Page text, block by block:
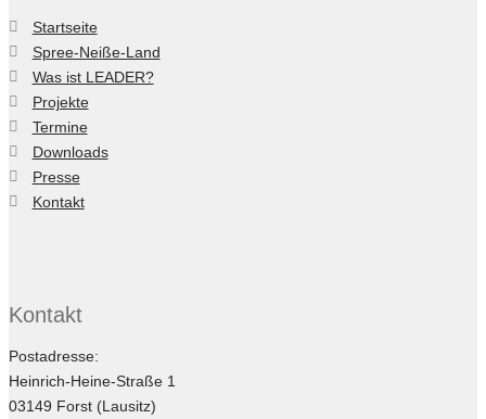
Startseite
Spree-Neiße-Land
Was ist LEADER?
Projekte
Termine
Downloads
Presse
Kontakt
Kontakt
Postadresse:
Heinrich-Heine-Straße 1
03149 Forst (Lausitz)